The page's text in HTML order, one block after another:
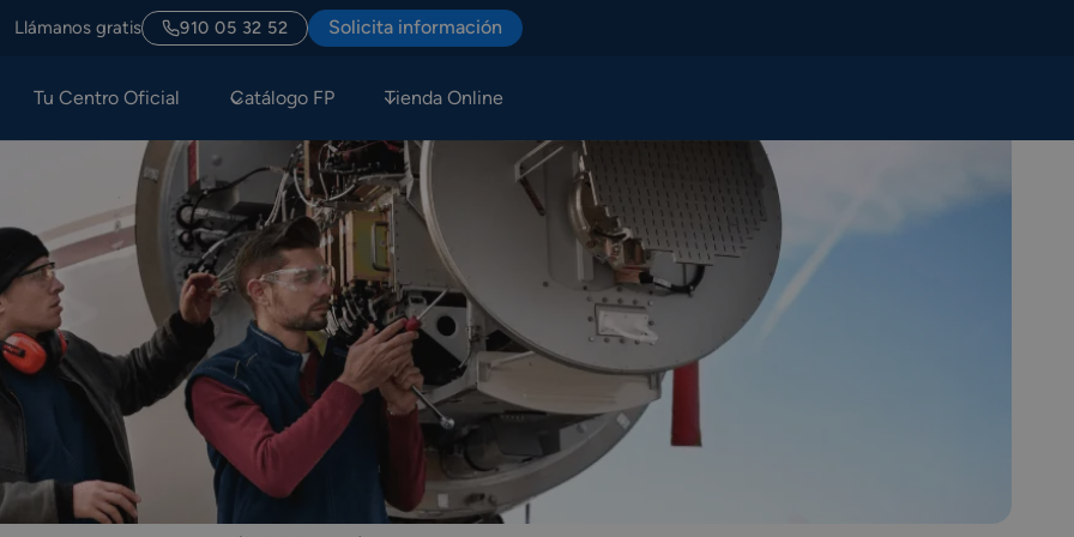
Llámanos gratis 910 05 32 52 Solicita información
Tu Centro Oficial Catálogo FP Tienda Online